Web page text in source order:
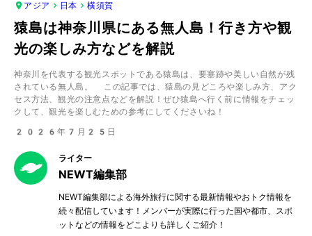
アジア 日本 横須賀
猿島は神奈川県にある無人島！行き方や観
光の楽しみ方などを解説
神奈川を代表する観光スポットである猿島は、要塞跡や美しい自然が残
されている無人島。 この記事では、猿島の見どころや楽しみ方、アク
セス方法、観光の注意点などを解説！ぜひ猿島へ行く前に情報をチェッ
クして、観光を楽しむための参考にしてくださいね！
2026年7月25日
ライター
NEWT編集部
NEWT編集部による海外旅行に関する最新情報やおトク情報を
続々配信しています！メンバーが実際に行った国や都市、スポ
ットなどの情報をどこよりも詳しくご紹介！